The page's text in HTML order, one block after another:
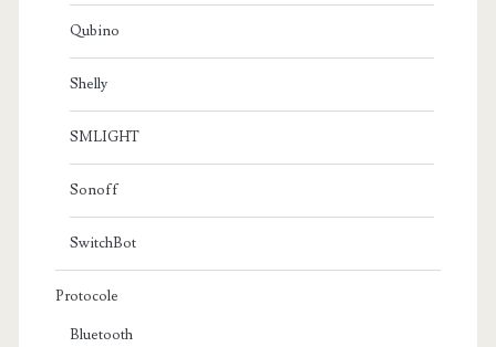
Qubino
Shelly
SMLIGHT
Sonoff
SwitchBot
Protocole
Bluetooth